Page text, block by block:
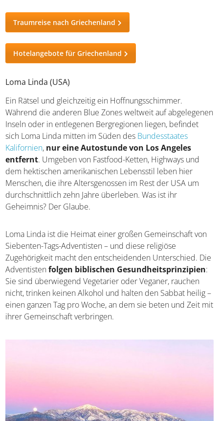
genau das ist die Lektion: In der Langsamkeit liegt die
Langlebigkeit.
Traumreise nach Griechenland
Loma Linda (USA)
Ein Rätsel und gleichzeitig ein Hoffnungsschimmer.
Während die anderen Blue Zones weltweit auf
abgelegenen Inseln oder in entlegenen Bergregionen
liegen, befindet sich Loma Linda mitten im Süden des
Bundesstaates Kalifornien,nur eine Autostunde von
Los Angeles entfernt. Umgeben von Fastfood-Ketten,
Highways und dem hektischen amerikanischen Lebensstil
der USA um durchschnittlich zehn Jahre überleben. Was
ist ihr Geheimnis? Der Glaube.
Loma Linda ist die Heimat einer großen Gemeinschaft
von Siebenten-Tags-Adventisten – und diese religiöse
Zugehörigkeit macht den entscheidenden Unterschied.
Die Adventistenfolgen biblischen
Gesundheitsprinzipien: Sie sind überwiegend